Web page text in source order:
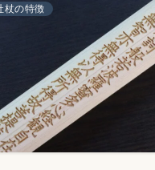
杖の特徴